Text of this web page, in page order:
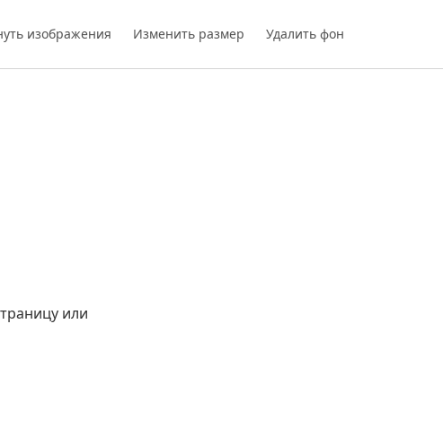
изображения Изменить размер Удалить фон
или